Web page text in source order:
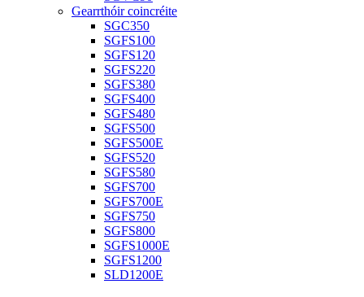
Gearrthóir coincréite
SGC350
SGFS100
SGFS120
SGFS220
SGFS380
SGFS400
SGFS480
SGFS500
SGFS500E
SGFS520
SGFS580
SGFS700
SGFS700E
SGFS750
SGFS800
SGFS1000E
SGFS1200
SLD1200E